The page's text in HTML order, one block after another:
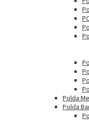
Polda
Polda